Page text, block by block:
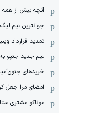
آنچه بیش از همه
جوانترین تیم
تمدید قرارداد
تیم جدید جنپو
خریدهای
امضای مرا جعل
موناکو مشتری